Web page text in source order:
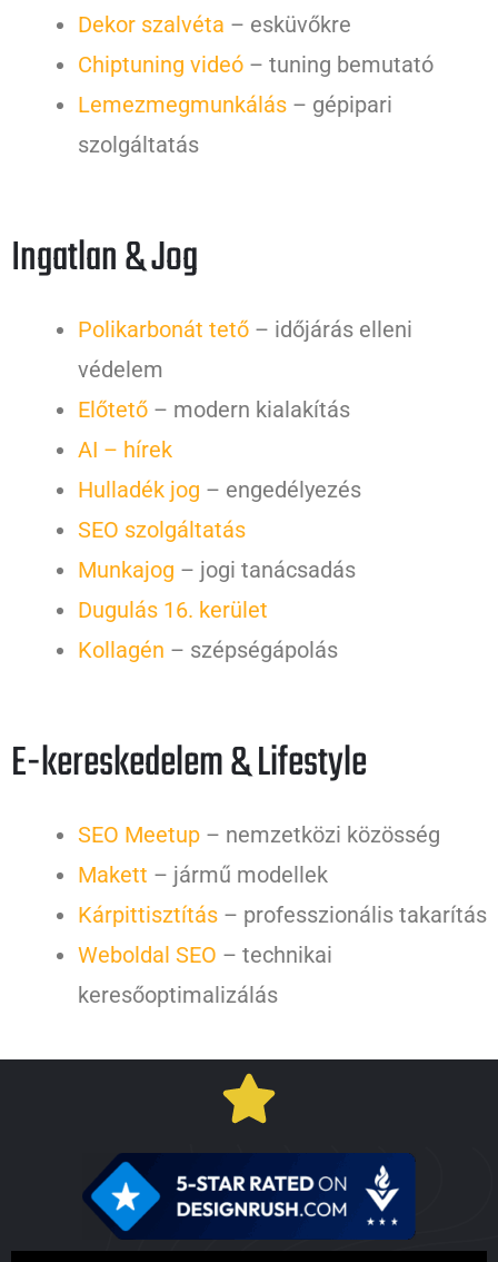
Dekor szalvéta – esküvőkre
Chiptuning videó – tuning bemutató
Lemezmegmunkálás – gépipari
szolgáltatás
Ingatlan & Jog
Polikarbonát tető – időjárás elleni
védelem
Előtető – modern kialakítás
AI – hírek
Hulladék jog – engedélyezés
SEO szolgáltatás
Munkajog – jogi tanácsadás
Dugulás 16. kerület
Kollagén – szépségápolás
E-kereskedelem & Lifestyle
SEO Meetup – nemzetközi közösség
Makett – jármű modellek
Kárpittisztítás – professzionális takarítás
Weboldal SEO – technikai
keresőoptimalizálás